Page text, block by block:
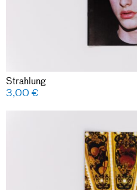
Strahlung
3,00€